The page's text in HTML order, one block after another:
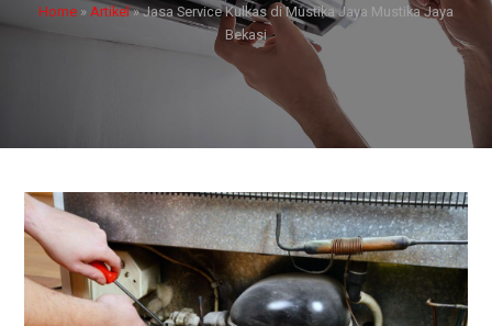
Home » Artikel»Jasa Service Kulkas di Mustika Jaya Mustika Jaya
Bekasi